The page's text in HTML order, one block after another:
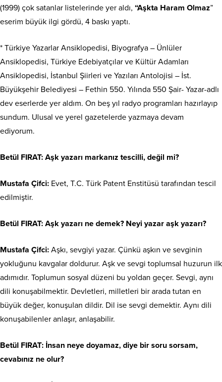
(1999) çok satanlar listelerinde yer aldı, “Aşkta Haram Olmaz”
eserim büyük ilgi gördü, 4 baskı yaptı.
* Türkiye Yazarlar Ansiklopedisi, Biyografya – Ünlüler
Ansiklopedisi, Türkiye Edebiyatçılar ve Kültür Adamları
Ansiklopedisi, İstanbul Şiirleri ve Yazıları Antolojisi – İst.
Büyükşehir Belediyesi – Fethin 550. Yılında 550 Şair- Yazar-adlı
dev eserlerde yer aldım. On beş yıl radyo programları hazırlayıp
sundum. Ulusal ve yerel gazetelerde yazmaya devam
ediyorum.
Betül FIRAT: Aşk yazarı markanız tescilli, değil mi?
Mustafa Çifci: Evet, T.C. Türk Patent Enstitüsü tarafından tescil
edilmiştir.
Betül FIRAT: Aşk yazarı ne demek? Neyi yazar aşk yazarı?
Mustafa Çifci: Aşkı, sevgiyi yazar. Çünkü aşkın ve sevginin
yokluğunu kavgalar doldurur. Aşk ve sevgi toplumsal huzurun ilk
adımıdır. Toplumun sosyal düzeni bu yoldan geçer. Sevgi, aynı
dili konuşabilmektir. Devletleri, milletleri bir arada tutan en
büyük değer, konuşulan dildir. Dil ise sevgi demektir. Aynı dili
konuşabilenler anlaşır, anlaşabilir.
Betül FIRAT: İnsan neye doyamaz, diye bir soru sorsam,
cevabınız ne olur?